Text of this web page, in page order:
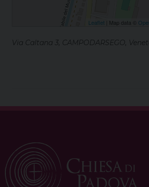
Leaflet | Map data ©
Via Caltana 3, CAMPODARSEGO,